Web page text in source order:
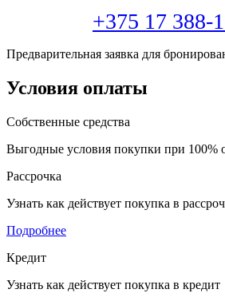
+375 17 388-
Предварительная заявка для
Условия оплаты
Собственные средства
Выгодные условия покупки при 100%
Рассрочка
Узнать как действует покупка в
Подробнее
Кредит
Узнать как действует покупка в кредит